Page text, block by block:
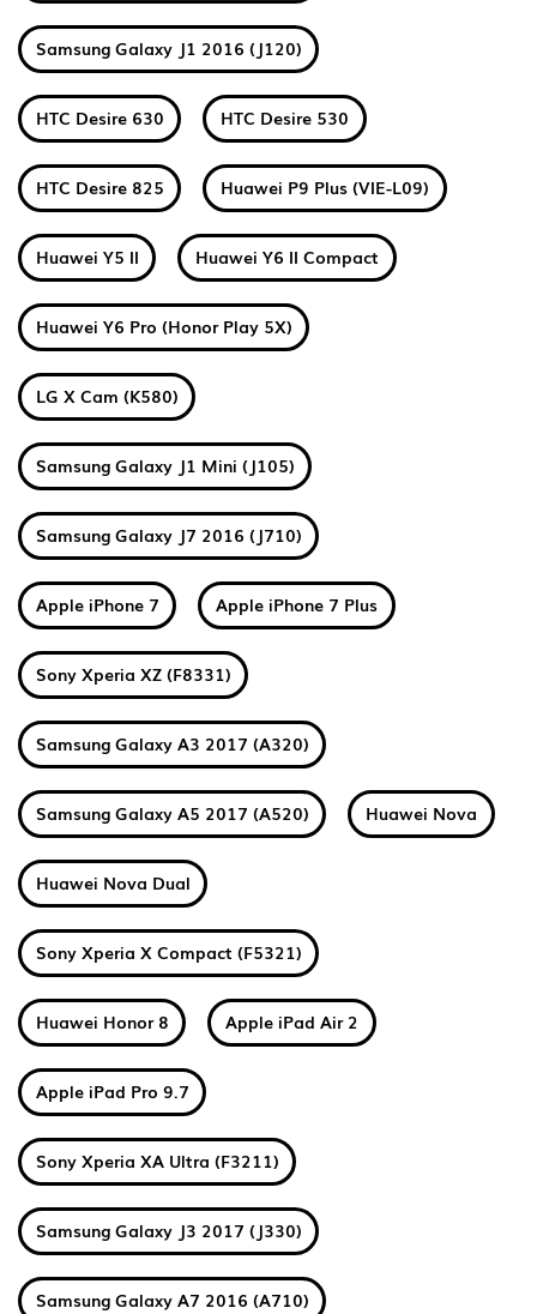
Samsung Galaxy J1 2016 (J120)
HTC Desire 630 HTC Desire 530
HTC Desire 825 Huawei P9 Plus (VIE-L09)
Huawei Y5 II Huawei Y6 II Compact
Huawei Y6 Pro (Honor Play 5X)
LG X Cam (K580)
Samsung Galaxy J1 Mini (J105)
Samsung Galaxy J7 2016 (J710)
Apple iPhone 7 Apple iPhone 7 Plus
Sony Xperia XZ (F8331)
Samsung Galaxy A3 2017 (A320)
Samsung Galaxy A5 2017 (A520) Huawei Nova
Huawei Nova Dual
Sony Xperia X Compact (F5321)
Huawei Honor 8 Apple iPad Air 2
Apple iPad Pro 9.7
Sony Xperia XA Ultra (F3211)
Samsung Galaxy J3 2017 (J330)
Samsung Galaxy A7 2016 (A710)